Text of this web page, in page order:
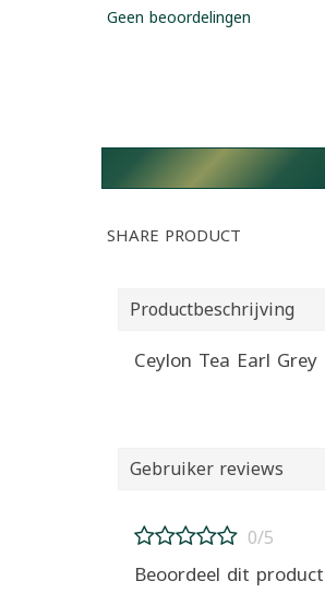
Geen beoordelingen
SHARE PRODUCT
Productbeschrijving
Gebruiker reviews
0/5
Beoordeel dit